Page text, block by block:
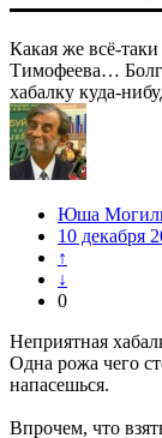
Какая же всё-таки
Тимофеева…
хабалку куда-
Юша
10 декабря
↑
↓
0
Неприятная
Одна рожа чего
напасешься.
Впрочем, что